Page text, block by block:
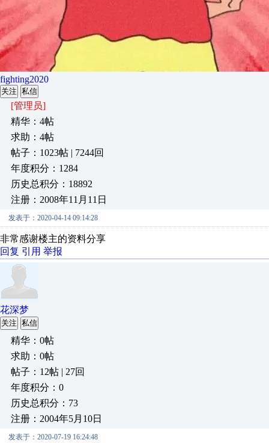
fighting2020
关注 私信
[管理员]
精华：4帖
求助：4帖
帖子：1023帖 | 7244回
年度积分：1284
历史总积分：18892
注册：2008年11月11日
发表于：2020-04-14 09:14:28
非常感谢楼主的资料分享
回复 引用 举报
花深梦
关注 私信
精华：0帖
求助：0帖
帖子：12帖 | 27回
年度积分：0
历史总积分：73
注册：2004年5月10日
发表于：2020-07-19 16:24:48